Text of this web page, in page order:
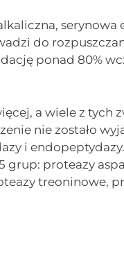
serynowa
do
ponad 80%
a wiele z tych
nie zostało
i
proteazy
treoninowe,